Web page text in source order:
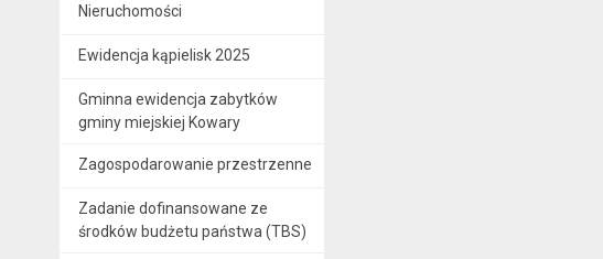
Nieruchomości
Ewidencja kąpielisk 2025
Gminna ewidencja zabytków
gminy miejskiej Kowary
Zagospodarowanie przestrzenne
Zadanie dofinansowane ze
środków budżetu państwa (TBS)